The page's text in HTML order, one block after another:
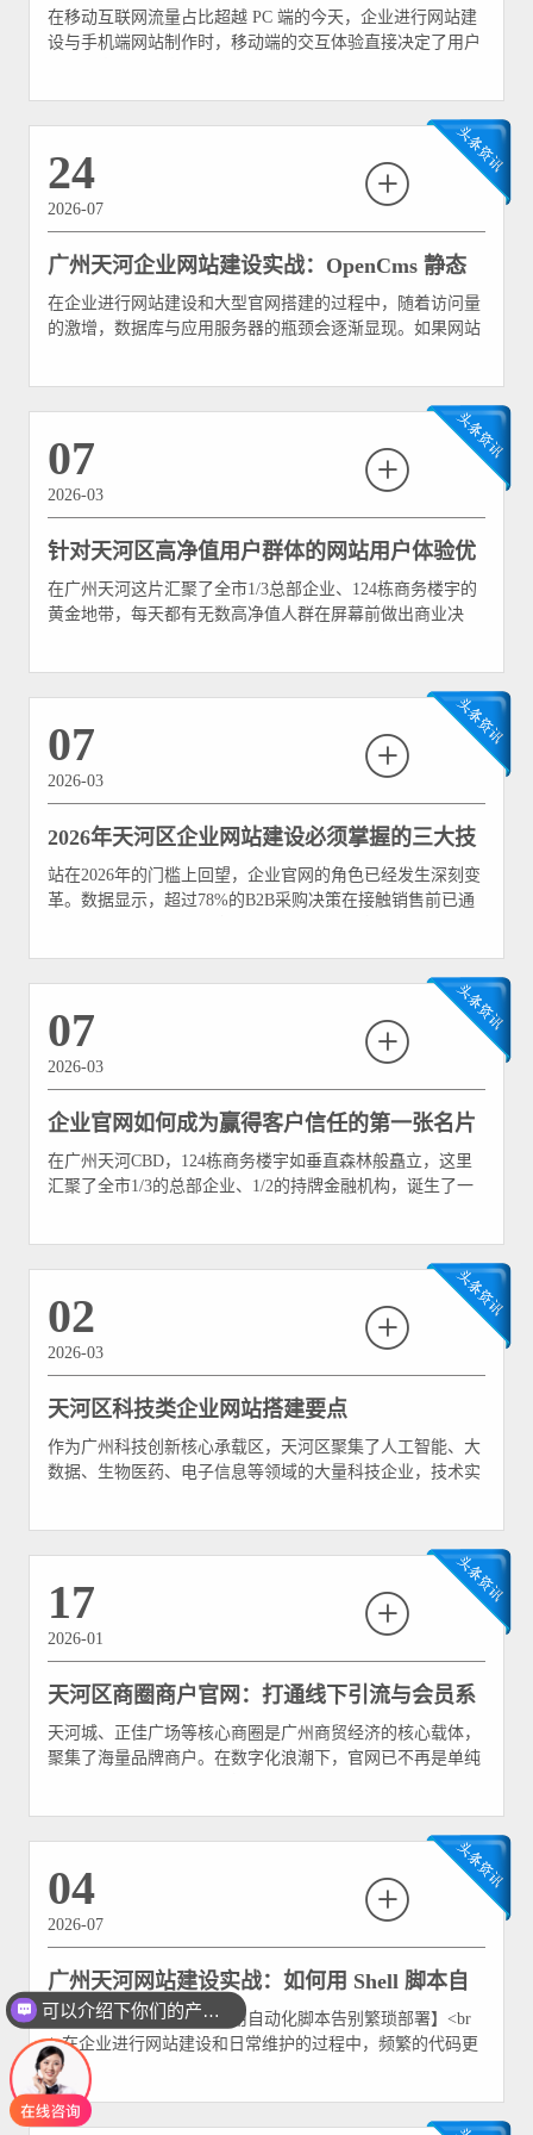
（Swipe）事件的原生 JS 实现
在移动互联网流量占比超越 PC 端的今天，企业进行网站建
设与手机端网站制作时，移动端的交互体验直接决定了用户
24
2026-07
广州天河企业网站建设实战：OpenCms 静态
文件导出机制与提速原理
在企业进行网站建设和大型官网搭建的过程中，随着访问量
的激增，数据库与应用服务器的瓶颈会逐渐显现。如果网站
户体验，并降低百度等搜索引擎对站点的评估分值。
07
2026-03
针对天河区高净值用户群体的网站用户体验优
化指南
在广州天河这片汇聚了全市1/3总部企业、124栋商务楼宇的
黄金地带，每天都有无数高净值人群在屏幕前做出商业决
样一群“人生赢家”访问你的企业官网时，他们的期待绝不仅
07
2026-03
2026年天河区企业网站建设必须掌握的三大技
术趋势
站在2026年的门槛上回望，企业官网的角色已经发生深刻变
革。数据显示，超过78%的B2B采购决策在接触销售前已通
言，网站早已不是一张静态的“电子名片”，而是集品牌展
07
2026-03
企业官网如何成为赢得客户信任的第一张名片
在广州天河CBD，124栋商务楼宇如垂直森林般矗立，这里
汇聚了全市1/3的总部企业、1/2的持牌金融机构，诞生了一
客户在百度搜索、行业资讯或朋友圈里第一次看到你的企业
02
2026-03
天河区科技类企业网站搭建要点
作为广州科技创新核心承载区，天河区聚集了人工智能、大
数据、生物医药、电子信息等领域的大量科技企业，技术实
发，让技术实力“看得见、读得懂、可感知”，成为天河区科
技企业吸引客户、对接合作的关键。不同于传统企业的品牌
展示
17
2026-01
天河区商圈商户官网：打通线下引流与会员系
统的实操策略
天河城、正佳广场等核心商圈是广州商贸经济的核心载体，
聚集了海量品牌商户。在数字化浪潮下，官网已不再是单纯
有效对接线下门店引流与会员系统，实现“线上引流-线下消
04
2026-07
广州天河网站建设实战：如何用 Shell 脚本自
动化部署 Java Web 项目
【引言：效率决定成败，用自动化脚本告别繁琐部署】<br
/>在企业进行网站建设和日常维护的过程中，频繁的代码更
新与版本发布是家常便饭。如果每次更新都需要手动上传
war 包、手动重启 Tomca